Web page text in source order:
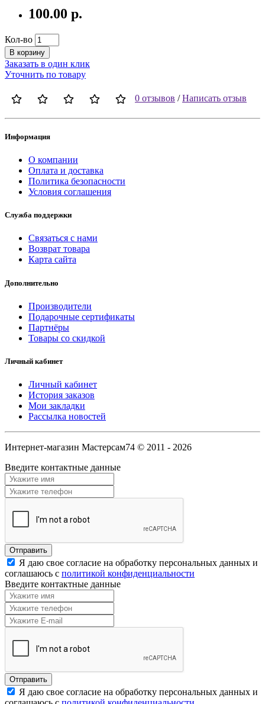
100.00 р.
Кол-во
В корзину
Заказать в один клик
Уточнить по товару
0 отзывов /Написать отзыв
Информация
О компании
Оплата и доставка
Политика безопасности
Условия соглашения
Служба поддержки
Связаться с нами
Возврат товара
Карта сайта
Дополнительно
Производители
Подарочные сертификаты
Партнёры
Товары со скидкой
Личный кабинет
Личный кабинет
История заказов
Мои закладки
Рассылка новостей
Интернет-магазин Мастерсам74 © 2011 - 2026
Введите контактные данные
Я даю свое согласие на обработку персональных данных и
соглашаюсь с политикой конфиденциальности
Введите контактные данные
Я даю свое согласие на обработку персональных данных и